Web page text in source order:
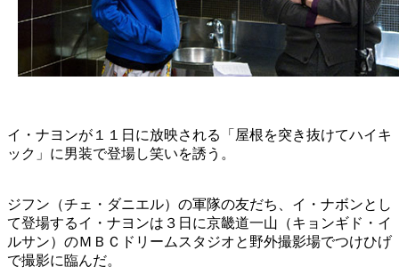
イ・ナヨンが１１日に放映される「屋根を突き抜けてハイキ
ック」に男装で登場し笑いを誘う。
ジフン（チェ・ダニエル）の軍隊の友だち、イ・ナボンとし
て登場するイ・ナヨンは３日に京畿道一山（キョンギド・イ
ルサン）のＭＢＣドリームスタジオと野外撮影場でつけひげ
で撮影に臨んだ。